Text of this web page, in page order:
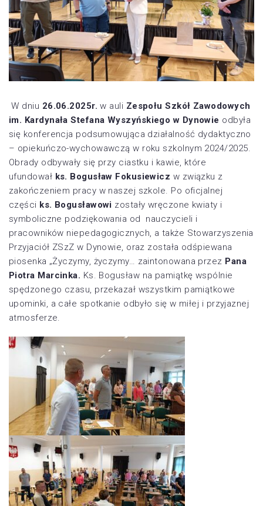
W dniu 26.06.2025r. w auli Zespołu Szkół Zawodowych
im. Kardynała Stefana Wyszyńskiego w Dynowie odbyła
się konferencja podsumowująca działalność dydaktyczno
– opiekuńczo-wychowawczą w roku szkolnym 2024/2025.
Obrady odbywały się przy ciastku i kawie, które
ufundował ks. Bogusław Fokusiewicz w związku z
zakończeniem pracy w naszej szkole. Po oficjalnej
części ks. Bogusławowi zostały wręczone kwiaty i
symboliczne podziękowania od nauczycieli i
pracowników niepedagogicznych, a także Stowarzyszenia
Przyjaciół ZSzZ w Dynowie, oraz została odśpiewana
piosenka „Życzymy, życzymy… zaintonowana przez Pana
Piotra Marcinka. Ks. Bogusław na pamiątkę wspólnie
spędzonego czasu, przekazał wszystkim pamiątkowe
upominki, a całe spotkanie odbyło się w miłej i przyjaznej
atmosferze.